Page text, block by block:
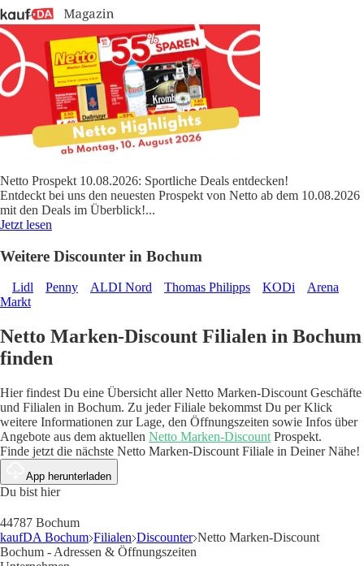
Netto Prospekt 10.08.2026: Sportliche Deals entdecken!
Entdeckt bei uns den neuesten Prospekt von Netto ab dem 10.08.2026
mit den Deals im Überblick!...
Jetzt lesen
Weitere Discounter in Bochum
Lidl Penny ALDI Nord Thomas Philipps KODi
Arena
Markt
Netto Marken-Discount Filialen in Bochum
finden
Hier findest Du eine Übersicht aller Netto Marken-Discount Geschäfte
und Filialen in Bochum. Zu jeder Filiale bekommst Du per Klick
weitere Informationen zur Lage, den Öffnungszeiten sowie Infos über
Angebote aus dem aktuellen Netto Marken-Discount Prospekt.
Finde jetzt die nächste Netto Marken-Discount Filiale in Deiner Nähe!
App herunterladen
Du bist hier
44787 Bochum
kaufDA Bochum Filialen Discounter Netto Marken-Discount
Bochum - Adressen & Öffnungszeiten